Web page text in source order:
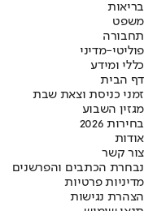
בריאות
משפט
תחבורה
פוליטי-מדיני
כללי ומידע
דף הבית
זמני כניסת וצאת שבת
מגזין השבוע
בחירות 2026
אודות
צור קשר
נבחרת הכתבים והפרשנים
מדיניות פרטיות
הצהרת נגישות